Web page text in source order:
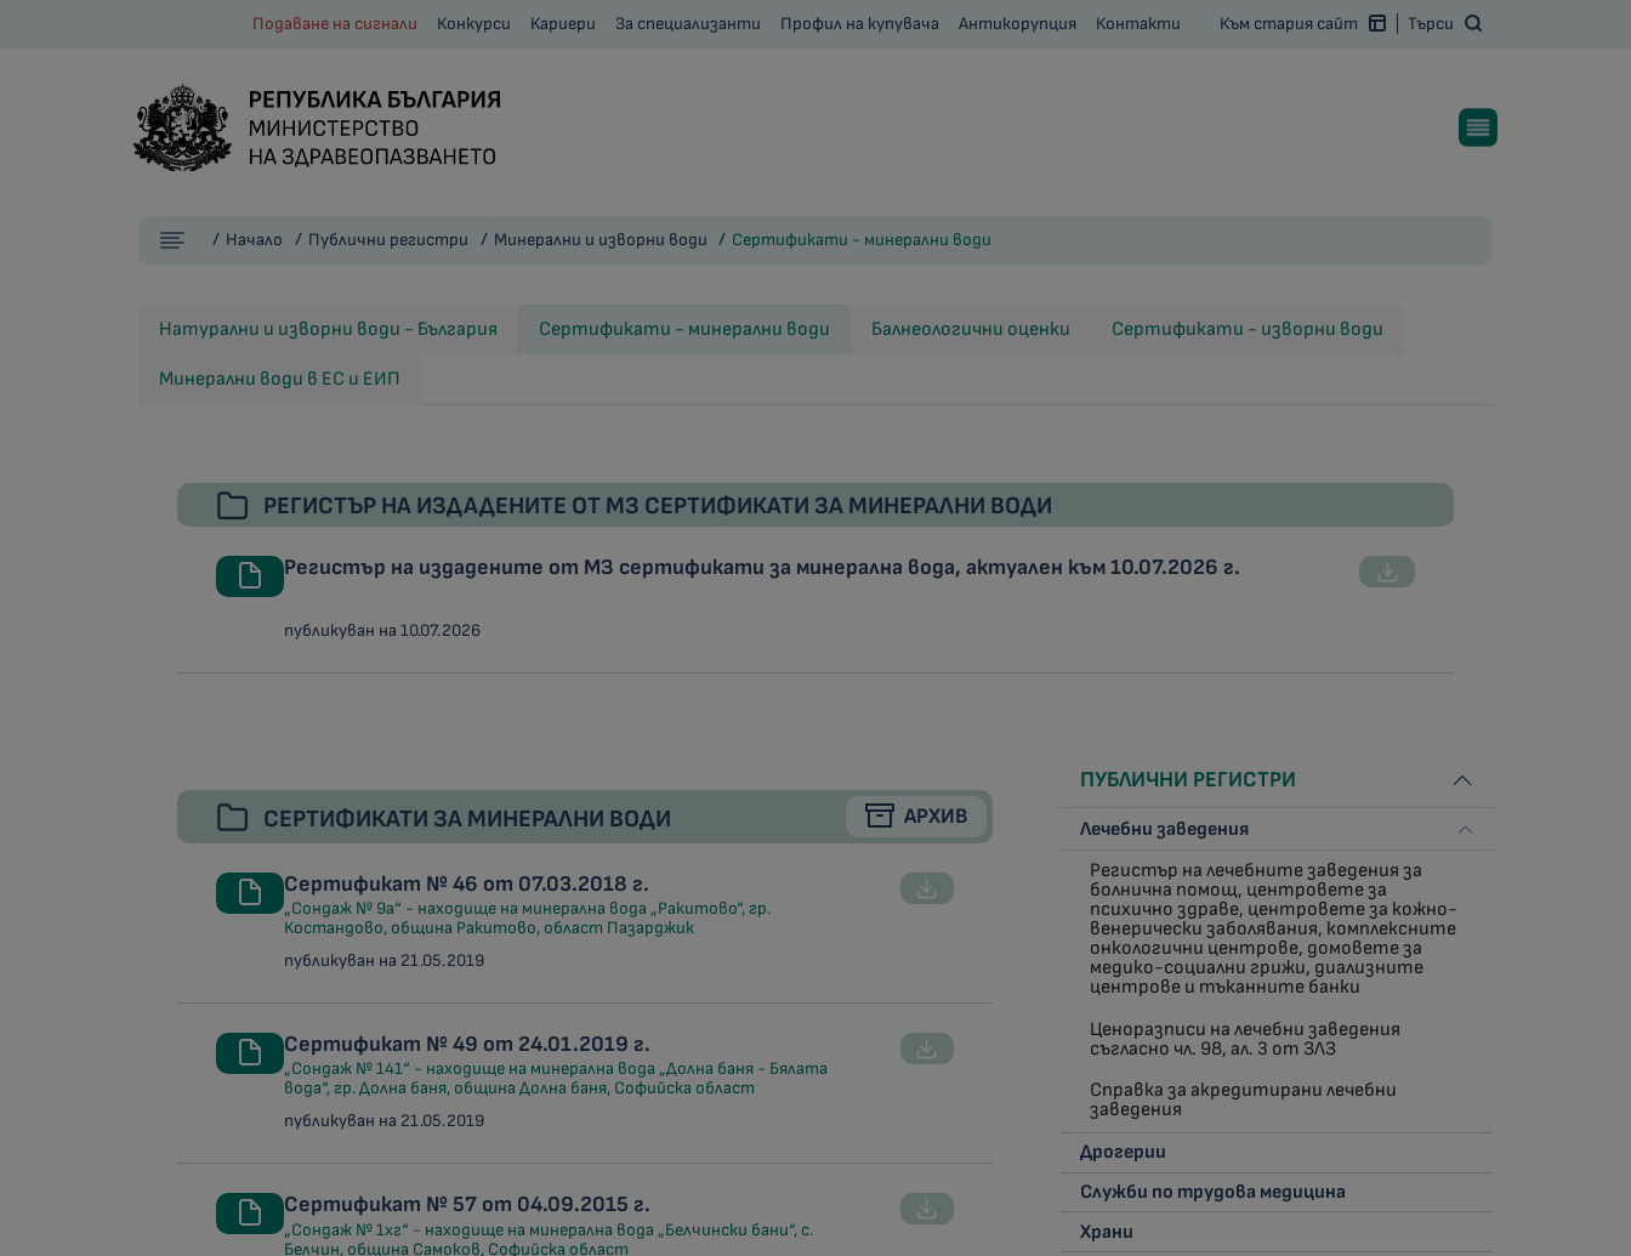
Подаване на сигнали Конкурси Кариери За специализанти Профил на купувача Антикорупция Контакти Към стария сайт Търси
Начало Публични регистри Минерални и изворни води Сертификати - минерални води
Натурални и изворни води - България Сертификати - минерални води Балнеологични оценки Сертификати - изворни води
Минерални води в ЕС и ЕИП
РЕГИСТЪР НА ИЗДАДЕНИТЕ ОТ МЗ СЕРТИФИКАТИ ЗА МИНЕРАЛНИ ВОДИ
Регистър на издадените от МЗ сертификати за минерална вода, актуален към 10.07.2026 г.
публикуван на 10.07.2026
СЕРТИФИКАТИ ЗА МИНЕРАЛНИ ВОДИ АРХИВ
Сертификат № 46 от 07.03.2018 г.
„Сондаж № 9а“ - находище на минерална вода „Ракитово“, гр.
Костандово, община Ракитово, област Пазарджик
публикуван на 21.05.2019
Сертификат № 49 от 24.01.2019 г.
„Сондаж № 141“ - находище на минерална вода „Долна баня - Бялата
вода“, гр. Долна баня, община Долна баня, Софийска област
публикуван на 21.05.2019
Сертификат № 57 от 04.09.2015 г.
„Сондаж № 1хг“ - находище на минерална вода „Белчински бани“, с.
Белчин, община Самоков, Софийска област
ПУБЛИЧНИ РЕГИСТРИ
Лечебни заведения
Регистър на лечебните заведения за
болнична помощ, центровете за
психично здраве, центровете за кожно-
венерически заболявания, комплексните
онкологични центрове, домовете за
медико-социални грижи, диализните
центрове и тъканните банки
Ценоразписи на лечебни заведения
съгласно чл. 98, ал. 3 от ЗЛЗ
Справка за акредитирани лечебни
заведения
Дрогерии
Служби по трудова медицина
Храни